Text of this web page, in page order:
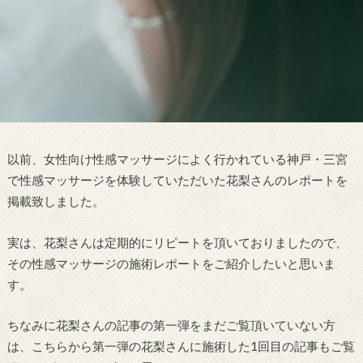
以前、女性向け性感マッサージによく行かれている神戸・三宮
で性感マッサージを体験していただいた花梨さんのレポートを
掲載致しました。
実は、花梨さんは定期的にリピートを頂いておりましたので、
その性感マッサージの施術レポートをご紹介したいと思いま
す。
ちなみに花梨さんの記事の第一弾をまだご覧頂いていない方
は、こちらから第一弾の花梨さんに施術した1回目の記事もご覧